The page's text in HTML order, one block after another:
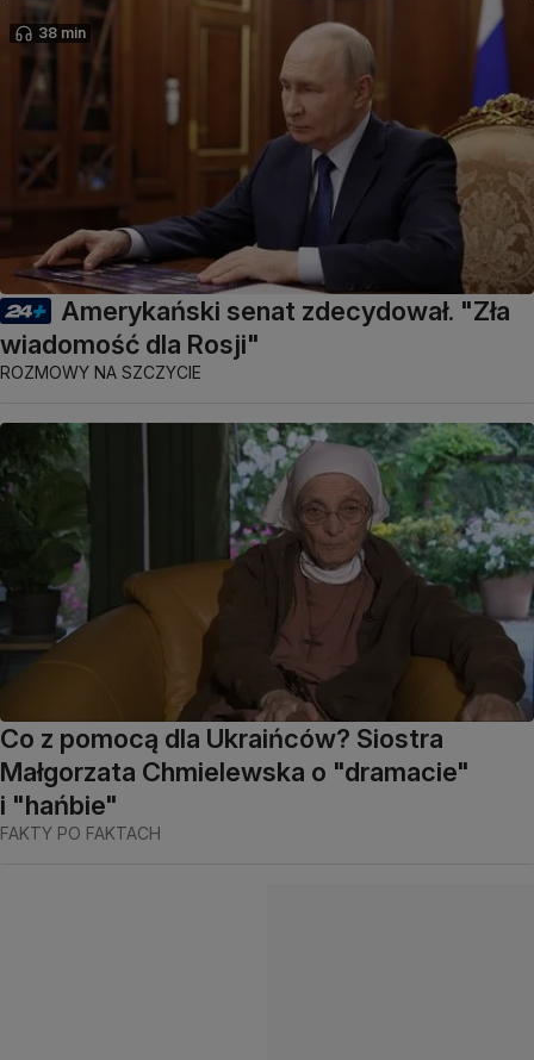
38 min
Amerykański senat zdecydował. "Zła
wiadomość dla Rosji"
ROZMOWY NA SZCZYCIE
Co z pomocą dla Ukraińców? Siostra
Małgorzata Chmielewska o "dramacie"
i "hańbie"
FAKTY PO FAKTACH